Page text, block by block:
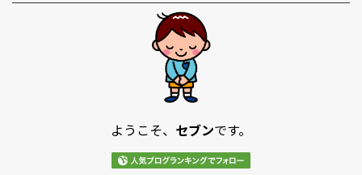
ようこそ、 セブンです。